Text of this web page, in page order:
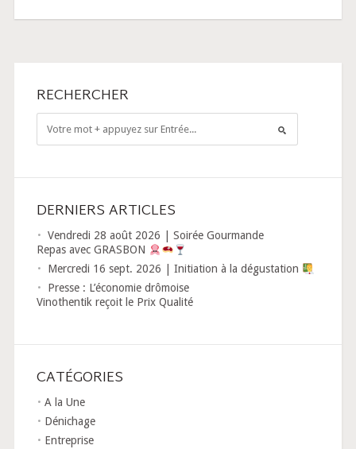
RECHERCHER
DERNIERS ARTICLES
Vendredi 28 août 2026 | Soirée Gourmande
Repas avec GRASBON
Mercredi 16 sept. 2026 | Initiation à la dégustation
Presse : L’économie drômoise
Vinothentik reçoit le Prix Qualité
CATÉGORIES
A la Une
Dénichage
Entreprise